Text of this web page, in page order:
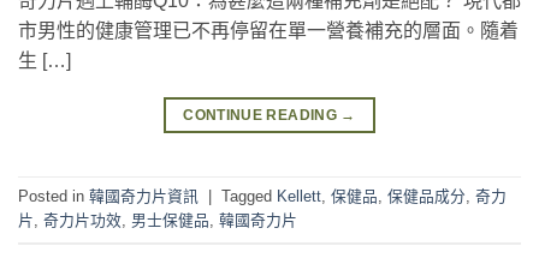
市男性的健康管理已不再停留在單一營養補充的層面。隨着
生 […]
CONTINUE READING →
Posted in 韓國奇力片資訊 Tagged Kellett, 保健品, 保健品成分, 奇力
片, 奇力片功效, 男士保健品, 韓國奇力片